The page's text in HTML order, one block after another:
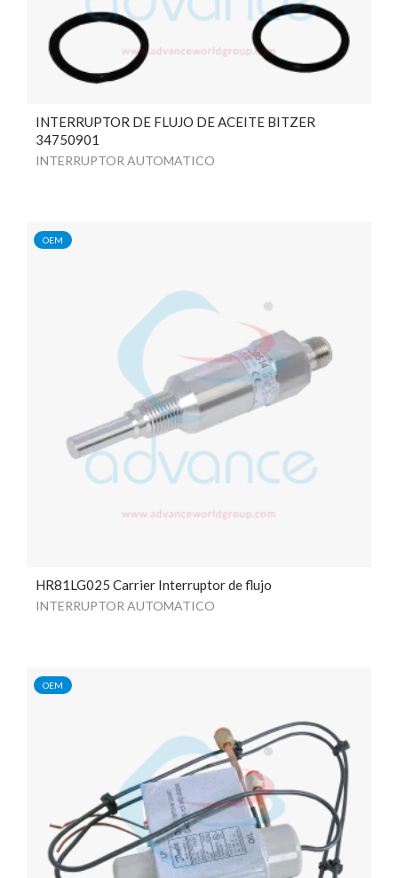
INTERRUPTOR DE FLUJO DE ACEITE BITZER
34750901
INTERRUPTOR AUTOMATICO
OEM
HR81LG025 Carrier Interruptor de flujo
INTERRUPTOR AUTOMATICO
OEM